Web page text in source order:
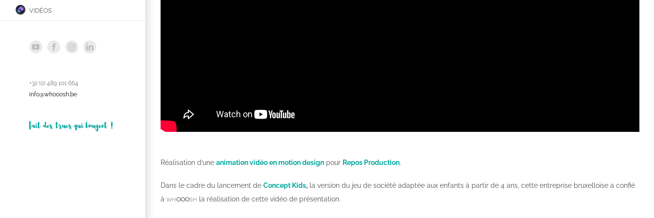
vidéos
YouTubeFacebookInstagramLinkedIn
+32 (0) 489 101 664
info@whooosh.be
fait des trucs qui bougent !
Réalisation d’une animation vidéo en motion design pour Repos Production.
Dans le cadre du lancement de Concept Kids, la version du jeu de société adaptée aux enfants à partir de 4 ans, cette entreprise bruxelloise a confié
à whooosh la réalisation de cette vidéo de présentation.